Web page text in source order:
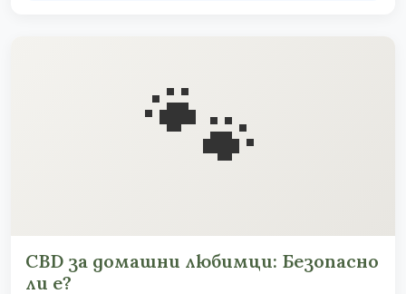
🐾
CBD за домашни любимци: Безопасно
ли е?